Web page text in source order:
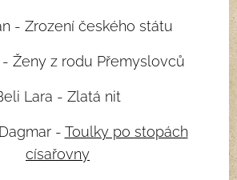
- Zrození českého státu
- Ženy z rodu Přemyslovců
Lara - Zlatá nit
- Toulky po stopách
císařovny